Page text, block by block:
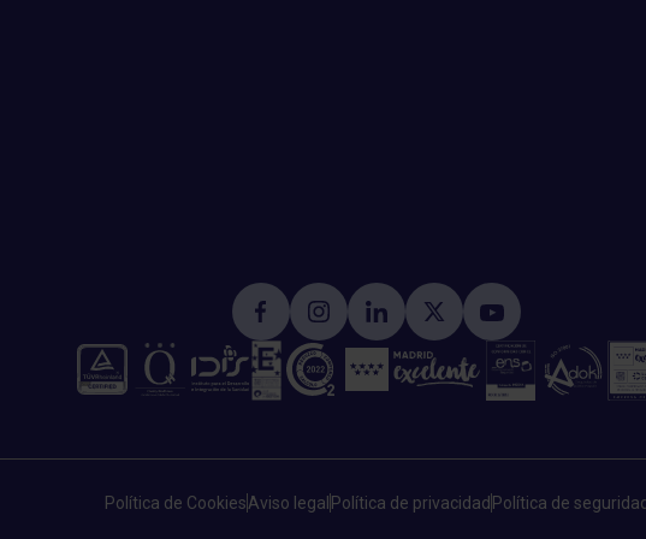
Política de CookiesAviso legal Política de privacidad Política de